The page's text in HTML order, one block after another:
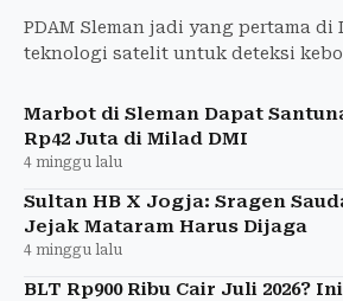
PDAM Sleman jadi yang pertama di
teknologi satelit untuk deteksi
Marbot di Sleman Dapat
Rp42 Juta di Milad DMI
4 minggu lalu
Sultan HB X Jogja: Sragen
Jejak Mataram Harus Dijaga
4 minggu lalu
BLT Rp900 Ribu Cair Juli 2026?